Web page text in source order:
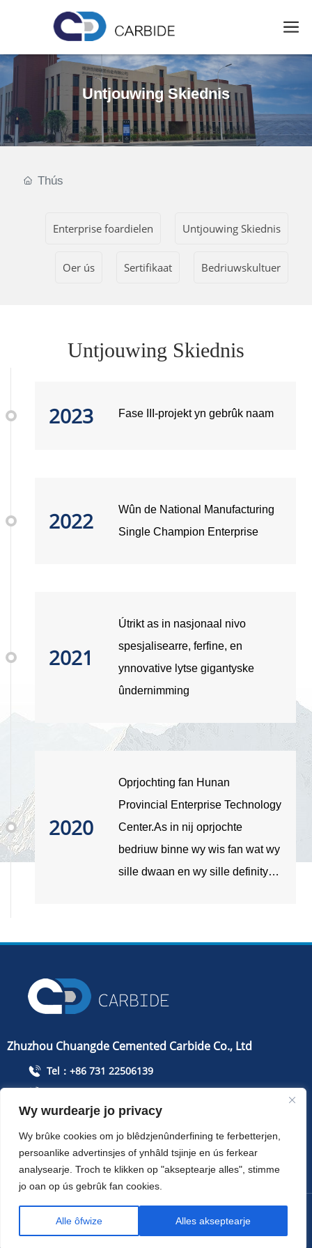
Untjouwing Skiednis
Thús
Untjouwing Skiednis
Enterprise foardielen
Bedriuwskultuer
Sertifikaat
Oer ús
Untjouwing Skiednis
2023 Fase III-projekt yn gebrûk naam
2022
Wûn de National Manufacturing
Single Champion Enterprise
2021
Útrikt as in nasjonaal nivo
spesjalisearre, ferfine, en
ynnovative lytse gigantyske
ûndernimming
2020
Oprjochting fan Hunan
Provincial Enterprise Technology
Center.As in nij oprjochte
bedriuw binne wy ​​wis fan wat wy
sille dwaan en wy sille definityf
technyske talinten. Wy hâlde ús
ynformaasje en merken. Wy
hawwe nij plan om in dynamysk
kultivearjen.
Zhuzhou Chuangde Cemented Carbide Co., Ltd
Tel：+86 731 22506139
Tillefoan：+86 13786352688
info@cdcarbide.com
Bydrage215, gebou 1, International Students Pioneer
Park, Taishan Road, Tianyuan District, Zhuzhou City
Wy wurdearje jo privacy
Wy brûke cookies om jo blêdzjenûnderfining te ferbetterjen,
persoanlike advertinsjes of ynhâld tsjinje en ús ferkear
analysearje. Troch te klikken op "akseptearje alles", stimme
jo oan op ús gebrûk fan cookies.
Alle ôfwize Alles akseptearje